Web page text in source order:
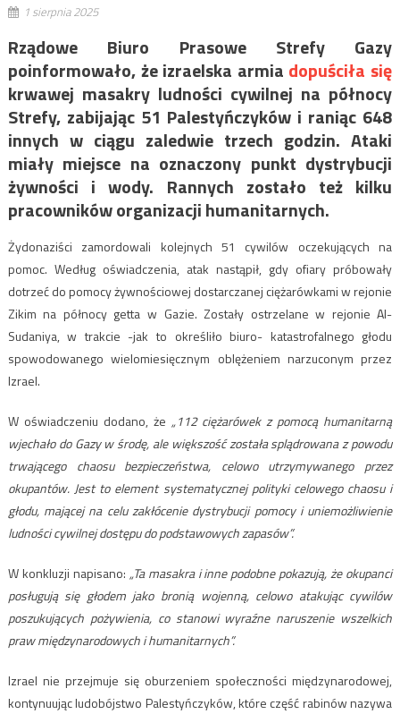
1 sierpnia 2025
Rządowe Biuro Prasowe Strefy Gazy
poinformowało, że izraelska armia dopuściła się
krwawej masakry ludności cywilnej na północy
Strefy, zabijając 51 Palestyńczyków i raniąc 648
innych w ciągu zaledwie trzech godzin. Ataki
miały miejsce na oznaczony punkt dystrybucji
żywności i wody. Rannych zostało też kilku
pracowników organizacji humanitarnych.
Żydonaziści zamordowali kolejnych 51 cywilów oczekujących na
pomoc. Według oświadczenia, atak nastąpił, gdy ofiary próbowały
dotrzeć do pomocy żywnościowej dostarczanej ciężarówkami w rejonie
Zikim na północy getta w Gazie. Zostały ostrzelane w rejonie Al-
Sudaniya, w trakcie -jak to określiło biuro- katastrofalnego głodu
spowodowanego wielomiesięcznym oblężeniem narzuconym przez
Izrael.
W oświadczeniu dodano, że „112 ciężarówek z pomocą humanitarną
wjechało do Gazy w środę, ale większość została splądrowana z powodu
trwającego chaosu bezpieczeństwa, celowo utrzymywanego przez
okupantów. Jest to element systematycznej polityki celowego chaosu i
głodu, mającej na celu zakłócenie dystrybucji pomocy i uniemożliwienie
ludności cywilnej dostępu do podstawowych zapasów”.
W konkluzji napisano: „Ta masakra i inne podobne pokazują, że okupanci
posługują się głodem jako bronią wojenną, celowo atakując cywilów
poszukujących pożywienia, co stanowi wyraźne naruszenie wszelkich
praw międzynarodowych i humanitarnych”.
Izrael nie przejmuje się oburzeniem społeczności międzynarodowej,
kontynuując ludobójstwo Palestyńczyków, które część rabinów nazywa